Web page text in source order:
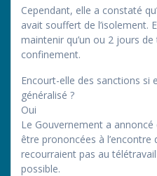
Cependant, elle a constaté
avait souffert de l’isolement.
maintenir qu’un ou 2 jours
confinement.
Encourt-elle des sanctions si
généralisé ?
Oui
Le Gouvernement a
être prononcées à l’encontre
recourraient pas au
possible.